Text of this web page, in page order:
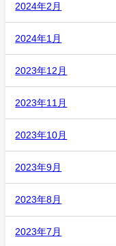
2024年2月
2024年1月
2023年12月
2023年11月
2023年10月
2023年9月
2023年8月
2023年7月